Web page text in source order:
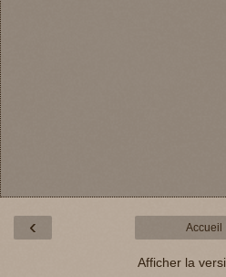
‹ Accueil
Afficher la